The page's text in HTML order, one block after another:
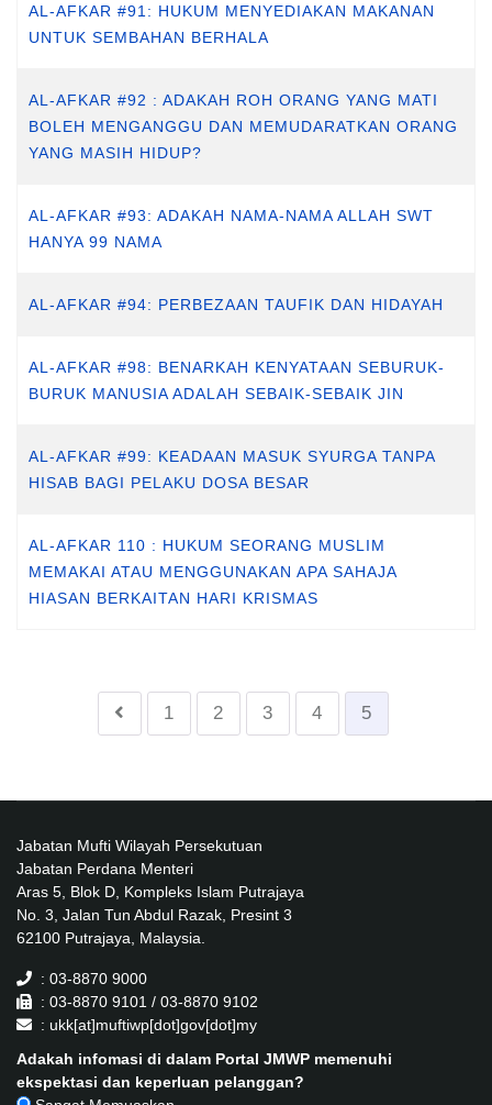
AL-AFKAR #91: HUKUM MENYEDIAKAN MAKANAN
UNTUK SEMBAHAN BERHALA
AL-AFKAR #92 : ADAKAH ROH ORANG YANG MATI
BOLEH MENGANGGU DAN MEMUDARATKAN ORANG
YANG MASIH HIDUP?
AL-AFKAR #93: ADAKAH NAMA-NAMA ALLAH SWT
HANYA 99 NAMA
AL-AFKAR #94: PERBEZAAN TAUFIK DAN HIDAYAH
AL-AFKAR #98: BENARKAH KENYATAAN SEBURUK-
BURUK MANUSIA ADALAH SEBAIK-SEBAIK JIN
AL-AFKAR #99: KEADAAN MASUK SYURGA TANPA
HISAB BAGI PELAKU DOSA BESAR
AL-AFKAR 110 : HUKUM SEORANG MUSLIM
MEMAKAI ATAU MENGGUNAKAN APA SAHAJA
HIASAN BERKAITAN HARI KRISMAS
1 2 3 4 5
Jabatan Mufti Wilayah Persekutuan
Jabatan Perdana Menteri
Aras 5, Blok D, Kompleks Islam Putrajaya
No. 3, Jalan Tun Abdul Razak, Presint 3
62100 Putrajaya, Malaysia.
: 03-8870 9000
: 03-8870 9101 / 03-8870 9102
: ukk[at]muftiwp[dot]gov[dot]my
Adakah infomasi di dalam Portal JMWP memenuhi
ekspektasi dan keperluan pelanggan?